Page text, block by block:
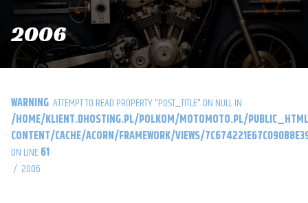
2006
WARNING : ATTEMPT TO READ PROPERTY "POST_TITLE" ON NULL IN
/HOME/KLIENT.DHOSTING.PL/POLKOM/MOTOMOTO.PL/
CONTENT/CACHE/ACORN/FRAMEWORK/VIEWS/
ON LINE61
/ 2006